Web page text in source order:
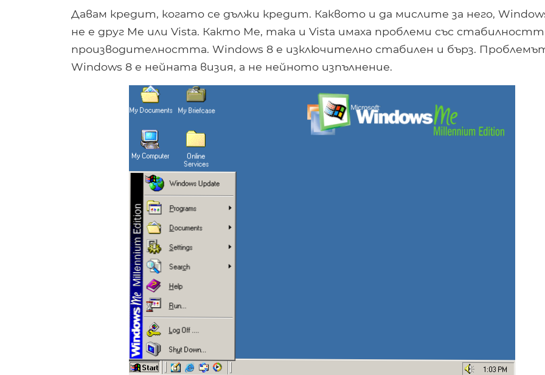
Давам кредит, когато се дължи кредит. Каквото и да мислите за него,
не е друг Me или Vista. Както Me, така и Vista имаха проблеми със
производителността. Windows 8 е изключително стабилен и бърз.
Windows 8 е нейната визия, а не нейното изпълнение.